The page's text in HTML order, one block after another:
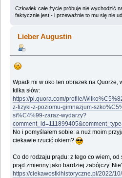
Człowiek całe życie próbuje nie wychodzić
faktycznie jest - i przeważnie to mu się nie
Lieber Augustin
Wpadł mi w oko ten obrazek na Quorze,
kilka słów:
https://pl.quora.com/profile/
z-fizyki-z-poziomu-gimnazjum-
si%C4%99-zaraz-wydarzy?
No i pomyślałem sobie: a nuż moim
ciekawie rzucić okiem?
Co do rodzaju prądu: z tego co wiem,
prąd zmienny jako bardziej zabójczy.
https://ciekawostkihistoryczne.pl/2022/